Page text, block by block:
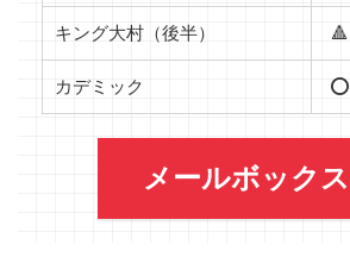
キング大村（後半） 🔺
カデミック ⭕️
メールボックス